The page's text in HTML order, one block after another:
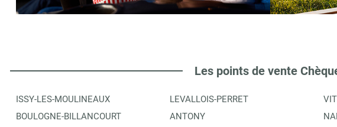
Les points de vente
ISSY-LES-MOULINEAUX
BOULOGNE-BILLANCOURT
LEVALLOIS-PERRET
ANTONY